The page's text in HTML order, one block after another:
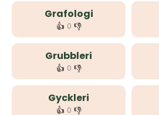
Grafologi
👍 0 👎
Grubbleri
👍 0 👎
Gyckleri
👍 0 👎